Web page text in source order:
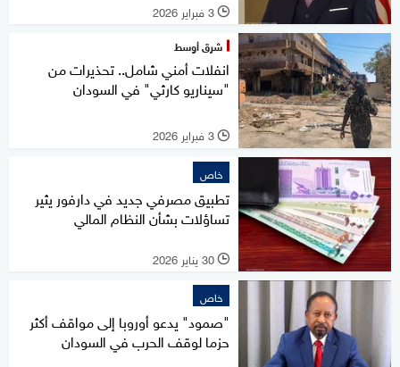
l 3 فبراير 2026
شرق أوسط
انفلات أمني شامل.. تحذيرات من
"سيناريو كارثي" في السودان
l 3 فبراير 2026
خاص
تطبيق مصرفي جديد في دارفور يثير
تساؤلات بشأن النظام المالي
l 30 يناير 2026
خاص
"صمود" يدعو أوروبا إلى مواقف أكثر
حزما لوقف الحرب في السودان